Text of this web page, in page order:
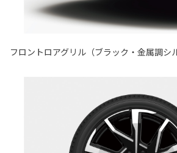
フロントロアグリル（ブラック・金属調シ